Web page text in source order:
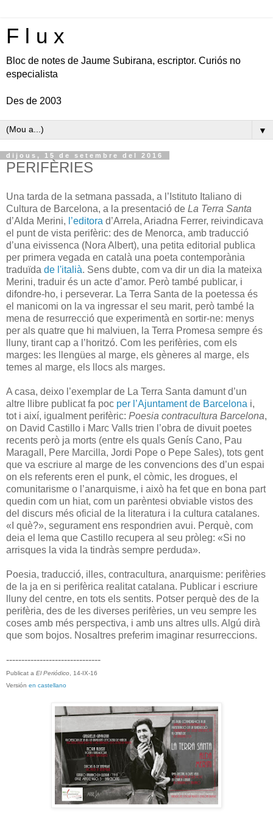
F l u x
Bloc de notes de Jaume Subirana, escriptor. Curiós no
especialista
Des de 2003
▼
dijous, 15 de setembre del 2016
PERIFÈRIES
Una tarda de la setmana passada, a l’Istituto Italiano di
Cultura de Barcelona, a la presentació de La Terra Santa
d’Alda Merini, l’editora d’Arrela, Ariadna Ferrer, reivindicava
el punt de vista perifèric: des de Menorca, amb traducció
d’una eivissenca (Nora Albert), una petita editorial publica
per primera vegada en català una poeta contemporània
traduïda de l'italià. Sens dubte, com va dir un dia la mateixa
Merini, traduir és un acte d’amor. Però també publicar, i
difondre-ho, i perseverar. La Terra Santa de la poetessa és
el manicomi on la va ingressar el seu marit, però també la
mena de resurrecció que experimentà en sortir-ne: menys
per als quatre que hi malviuen, la Terra Promesa sempre és
lluny, tirant cap a l’horitzó. Com les perifèries, com els
marges: les llengües al marge, els gèneres al marge, els
temes al marge, els llocs als marges.
A casa, deixo l’exemplar de La Terra Santa damunt d’un
altre llibre publicat fa poc per l’Ajuntament de Barcelona i,
tot i així, igualment perifèric: Poesia contracultura Barcelona,
on David Castillo i Marc Valls trien l’obra de divuit poetes
recents però ja morts (entre els quals Genís Cano, Pau
Maragall, Pere Marcilla, Jordi Pope o Pepe Sales), tots gent
que va escriure al marge de les convencions des d’un espai
on els referents eren el punk, el còmic, les drogues, el
comunitarisme o l’anarquisme, i això ha fet que en bona part
quedin com un hiat, com un parèntesi obviable vistos des
del discurs més oficial de la literatura i la cultura catalanes.
«I què?», segurament ens respondrien avui. Perquè, com
deia el lema que Castillo recupera al seu pròleg: «Si no
arrisques la vida la tindràs sempre perduda».
Poesia, traducció, illes, contracultura, anarquisme: perifèries
de la ja en si perifèrica realitat catalana. Publicar i escriure
lluny del centre, en tots els sentits. Potser perquè des de la
perifèria, des de les diverses perifèries, un veu sempre les
coses amb més perspectiva, i amb uns altres ulls. Algú dirà
que som bojos. Nos­altres preferim imaginar resurreccions.
-------------------------------
Publicat a El Periódico , 14-IX-16
Versión en castellano